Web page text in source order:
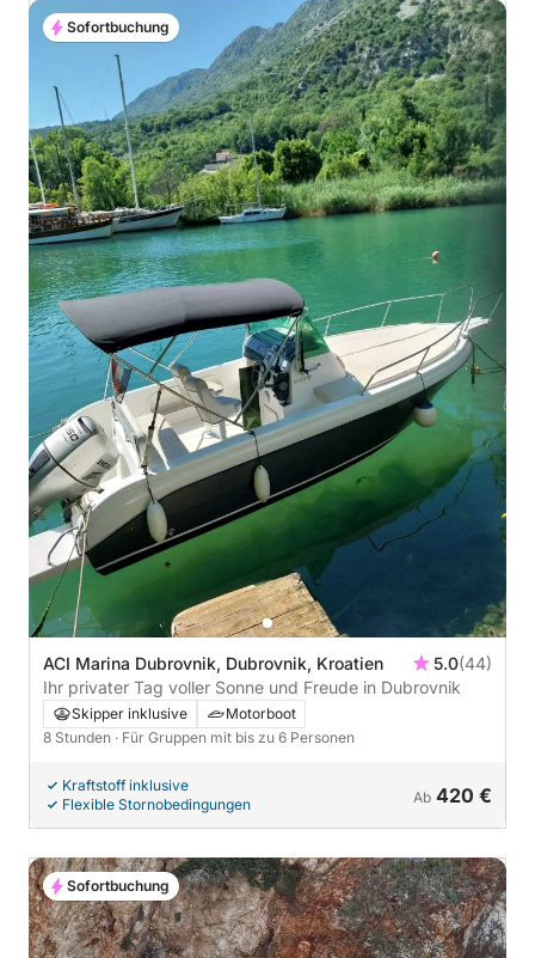
ACI Marina Dubrovnik, Dubrovnik, Kroatien 5.0(44)
Ihr privater Tag voller Sonne und Freude in Dubrovnik
Skipper inklusive
Motorboot
8 Stunden · Für Gruppen mit bis zu 6 Personen
Kraftstoff inklusive
Flexible Stornobedingungen
Ab 420 €
Sofortbuchung
Sofortbuchung